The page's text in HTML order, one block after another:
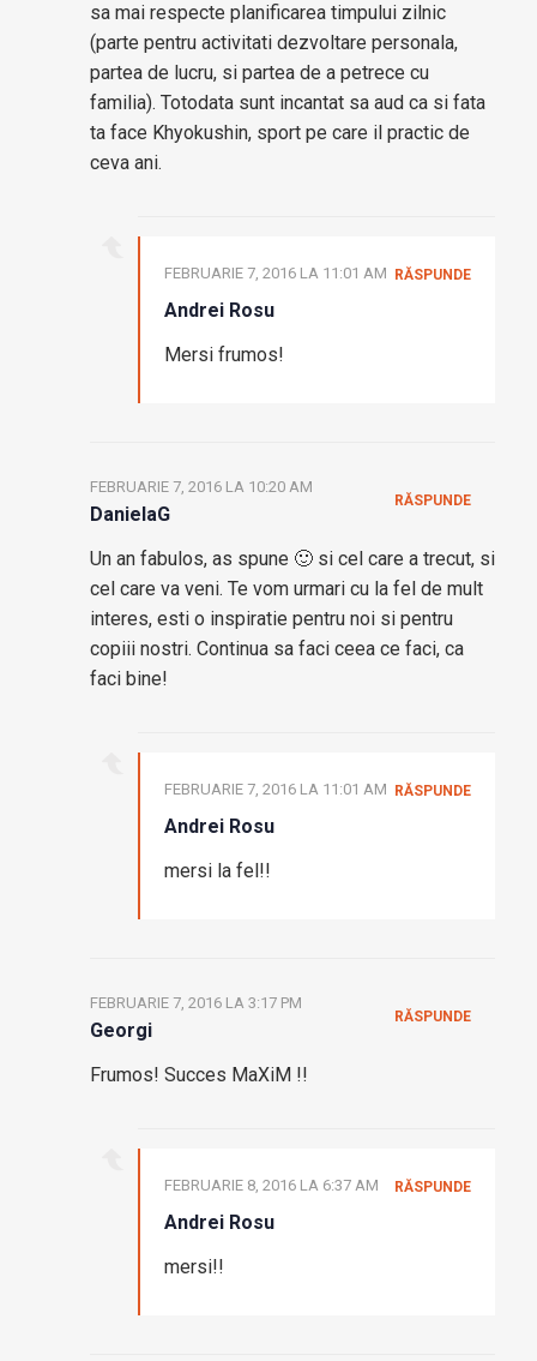
sa mai respecte planificarea timpului zilnic
(parte pentru activitati dezvoltare personala,
partea de lucru, si partea de a petrece cu
familia). Totodata sunt incantat sa aud ca si fata
ta face Khyokushin, sport pe care il practic de
ceva ani.
Andrei Rosu
FEBRUARIE 7, 2016 LA 11:01 AM
Mersi frumos!
RĂSPUNDE
DanielaG
FEBRUARIE 7, 2016 LA 10:20 AM
Un an fabulos, as spune 🙂 si cel care a trecut, si
cel care va veni. Te vom urmari cu la fel de mult
interes, esti o inspiratie pentru noi si pentru
copiii nostri. Continua sa faci ceea ce faci, ca
faci bine!
RĂSPUNDE
Andrei Rosu
FEBRUARIE 7, 2016 LA 11:01 AM
mersi la fel!!
RĂSPUNDE
Georgi
FEBRUARIE 7, 2016 LA 3:17 PM
Frumos! Succes MaXiM !!
RĂSPUNDE
Andrei Rosu
FEBRUARIE 8, 2016 LA 6:37 AM
mersi!!
RĂSPUNDE